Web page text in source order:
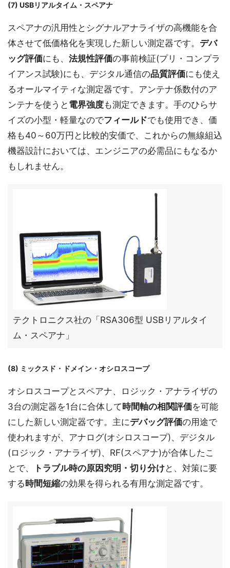
(7) USBリアルタイム・スペアナ
スペアナの汎用性とシグナルアナライザの高機能を合
体させて低価格化を実現した新しい測定器です。 デバ
ッグ評価にも、 法規性評価の事前検証(プリ・コンプラ
イアンス試験)にも、デジタル通信の品質評価にも使え
るオールマイティな測定器です。アンテナ係数付のア
ンテナを使うと 電界強度も測定できます。手のひらサ
イズの小型・軽量なのでフィールドでも使用でき、価
格も40～60万円と比較的安価で、これからの無線組込
機器設計においては、エンジニアの必需品にもなるか
もしれません。
テクトロニクス社の「RSA306型 USBリアルタイ
ム・スペアナ」
(8) ミックスド・ドメイン・オシロスコープ
オシロスコープとスペアナ、ロジック・アナライザの
3台の測定器を1台に合体して時間軸の相関評価を可能
にした新しい測定器です。主にデバッグ評価の用途で
使われますが、アナログ(オシロスコープ)、デジタル
(ロジック・アナライザ)、RF(スペアナ)が合体したこ
とで、
トラブル時の原因究明・切り分けと、対策に要
する時間短縮の効果を得られる有用な測定器です。